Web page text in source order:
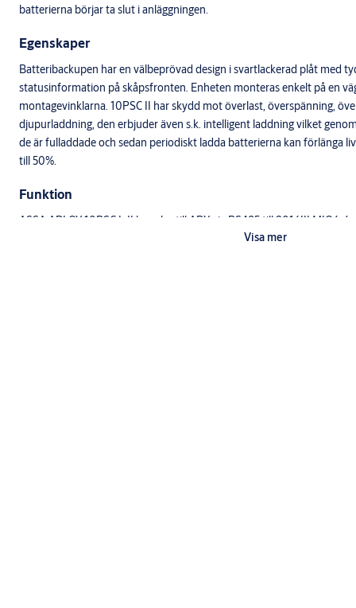
batterierna börjar ta slut i anläggningen.
Egenskaper
Batteribackupen har en välbeprövad design i svartlackerad plåt med
statusinformation på skåpsfronten. Enheten monteras enkelt på en
montagevinklarna. 10PSC II har skydd mot överlast, överspänning,
djupurladdning, den erbjuder även s.k. intelligent laddning vilket
de är fulladdade och sedan periodiskt ladda batterierna kan förlänga
till 50%.
Funktion
ASSA ABLOY 10PSC L II kopplas till ARX via RS485 till 9016III MIO6-
MIO6-6 eller 9016III MIO-Slave kan hantera upp till åtta stycken
Visa mer